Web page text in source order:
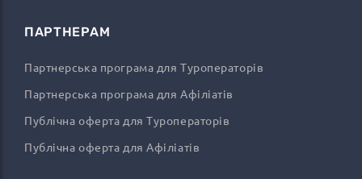
ПАРТНЕРАМ
Партнерська програма для Туроператорів
Партнерська програма для Афіліатів
Публічна оферта для Туроператорів
Публічна оферта для Афіліатів